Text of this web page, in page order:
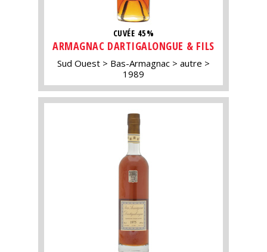
CUVÉE 45%
ARMAGNAC DARTIGALONGUE & FILS
Sud Ouest Bas-Armagnac
autre
1989